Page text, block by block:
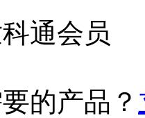
通会员
的产品？